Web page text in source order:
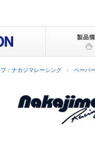
：ナカジマレーシング ペーパ